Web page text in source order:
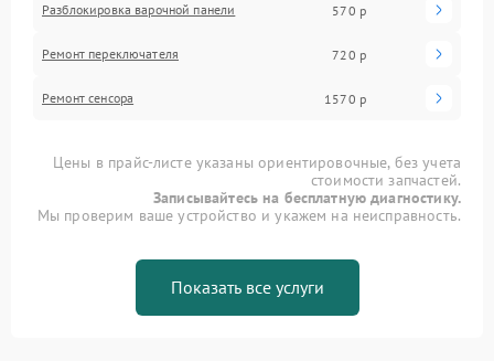
Разблокировка варочной панели 570 р
Ремонт переключателя 720 р
Ремонт сенсора 1570 р
Цены в прайс-листе указаны ориентировочные, без учета
стоимости запчастей.
Записывайтесь на бесплатную диагностику.
Мы проверим ваше устройство и укажем на неисправность.
Показать все услуги